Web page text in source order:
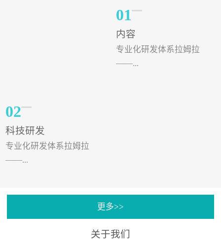
01
内容
专业化研发体系拉姆拉
——...
02
科技研发
专业化研发体系拉姆拉
——...
分中心”的科研开发系统，
更多>>
关于我们